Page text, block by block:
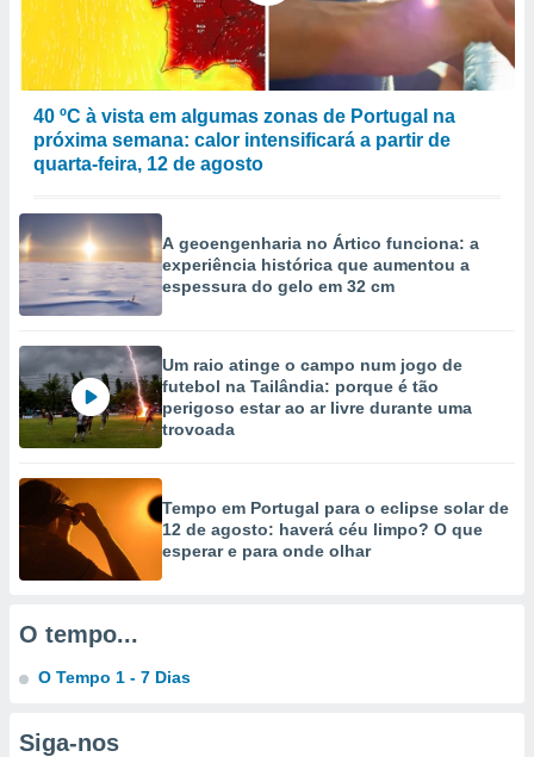
estudos
de
1199
40 ºC à vista em algumas zonas de Portugal na
próxima semana: calor intensificará a partir de
quarta-feira, 12 de agosto
A geoengenharia no Ártico funciona: a
experiência histórica que aumentou a
espessura do gelo em 32 cm
Um raio atinge o campo num jogo de
futebol na Tailândia: porque é tão
perigoso estar ao ar livre durante uma
trovoada
Tempo em Portugal para o eclipse solar de
12 de agosto: haverá céu limpo? O que
esperar e para onde olhar
O tempo...
O Tempo 1 - 7 Dias
Siga-nos